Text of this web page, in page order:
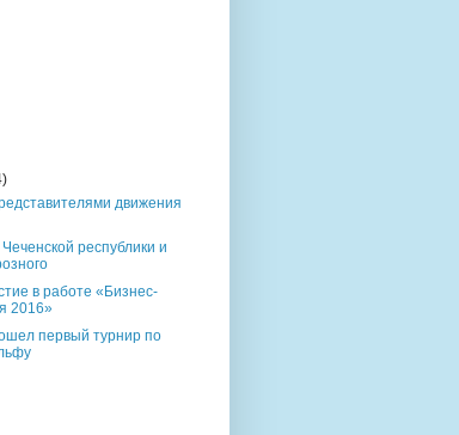
движения
республики и
в работе «Бизнес-
2016»
первый турнир по